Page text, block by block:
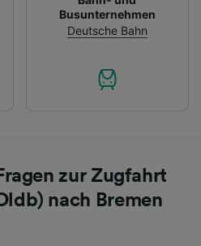
Busunternehmen
Deutsche Bahn
zur Zugfahrt
nach Bremen